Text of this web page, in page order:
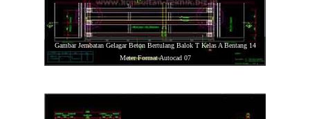
Gambar Jembatan Gelagar Beton Bertulang Balok T Kelas A Bentang 14
Meter Format Autocad 07